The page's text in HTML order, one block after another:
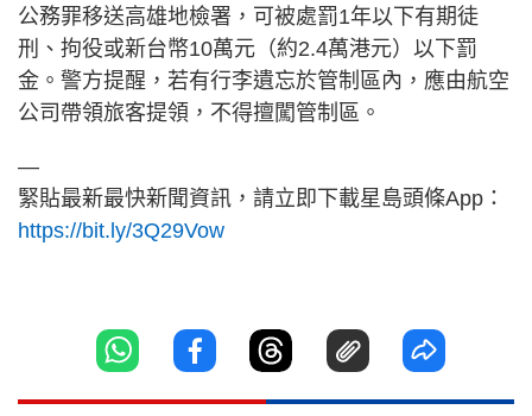
公務罪移送高雄地檢署，可被處罰1年以下有期徒
刑、拘役或新台幣10萬元（約2.4萬港元）以下罰
金。警方提醒，若有行李遺忘於管制區內，應由航空
公司帶領旅客提領，不得擅闖管制區。
—
緊貼最新最快新聞資訊，請立即下載星島頭條App：
https://bit.ly/3Q29Vow